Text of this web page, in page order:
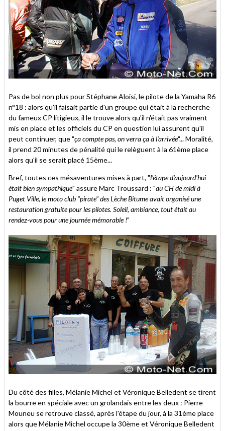
Pas de bol non plus pour Stéphane Aloisi, le pilote de la Yamaha R6
n°18 : alors qu'il faisait partie d'un groupe qui était à la recherche
du fameux CP litigieux, il le trouve alors qu'il n'était pas vraiment
mis en place et les officiels du CP en question lui assurent qu'il
peut continuer, que "ça compte pas, on verra ça à l'arrivée"... Moralité,
il prend 20 minutes de pénalité qui le relèguent à la 61ème place
alors qu'il se serait placé 15ème...
Bref, toutes ces mésaventures mises à part, "l'étape d'aujourd'hui
était bien sympathique" assure Marc Troussard : "au CH de midi à
Puget Ville, le moto club "pirate" des Lèche Bitume avait organisé une
restauration gratuite pour les pilotes. Soleil, ambiance, tout était au
rendez-vous pour une journée mémorable !"
Du côté des filles, Mélanie Michel et Véronique Belledent se tirent
la bourre en spéciale avec un grolandais entre les deux : Pierre
Mouneu se retrouve classé, après l'étape du jour, à la 31ème place
alors que Mélanie Michel occupe la 30ème et Véronique Belledent